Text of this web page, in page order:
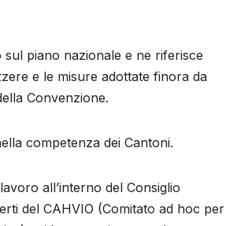
sul piano nazionale e ne riferisce
e le misure adottate finora da
Convenzione.
competenza dei Cantoni.
all’interno del Consiglio
del CAHVIO (Comitato ad hoc per